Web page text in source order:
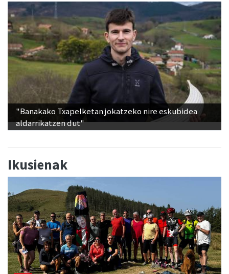
"Banakako Txapelketan jokatzeko nire eskubidea
aldarrikatzen dut"
Ikusienak